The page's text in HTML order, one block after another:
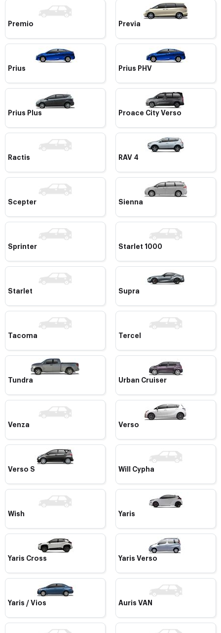
Premio Previa
Prius Prius PHV
Prius Plus Proace City Verso
Ractis RAV 4
Scepter Sienna
Sprinter Starlet 1000
Starlet Supra
Tacoma Tercel
Tundra Urban Cruiser
Venza Verso
Verso S Will Cypha
Wish Yaris
Yaris Cross Yaris Verso
Yaris / Vios Auris VAN